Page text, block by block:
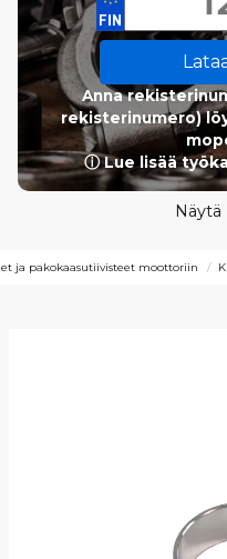
Anna
rekisterinumero)
ⓘ Lue lisää
ja pakokaasutiivisteet moottoriin